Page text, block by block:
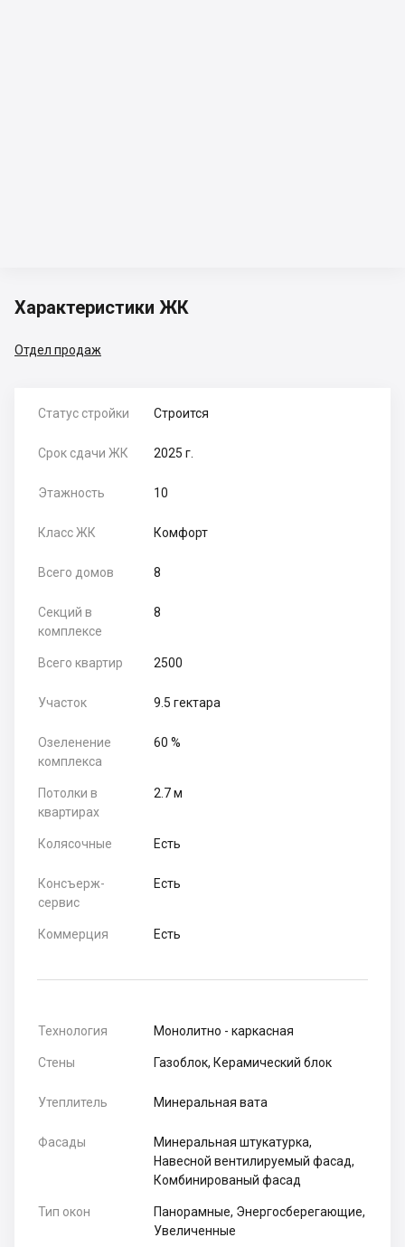
Характеристики ЖК
Отдел продаж
Статус стройки Строится
Срок сдачи ЖК 2025 г.
Этажность 10
Класс ЖК Комфорт
Всего домов 8
Секций в
комплексе
8
Всего квартир 2500
Участок 9.5 гектара
Озеленение
комплекса
60 %
Потолки в
квартирах
2.7 м
Колясочные Есть
Консъерж-
сервис
Есть
Коммерция Есть
Технология Монолитно - каркасная
Стены Газоблок, Керамический блок
Утеплитель Минеральная вата
Фасады
Минеральная штукатурка,
Навесной вентилируемый фасад,
Комбинированый фасад
Тип окон
Панорамные, Энергосберегающие,
Увеличенные